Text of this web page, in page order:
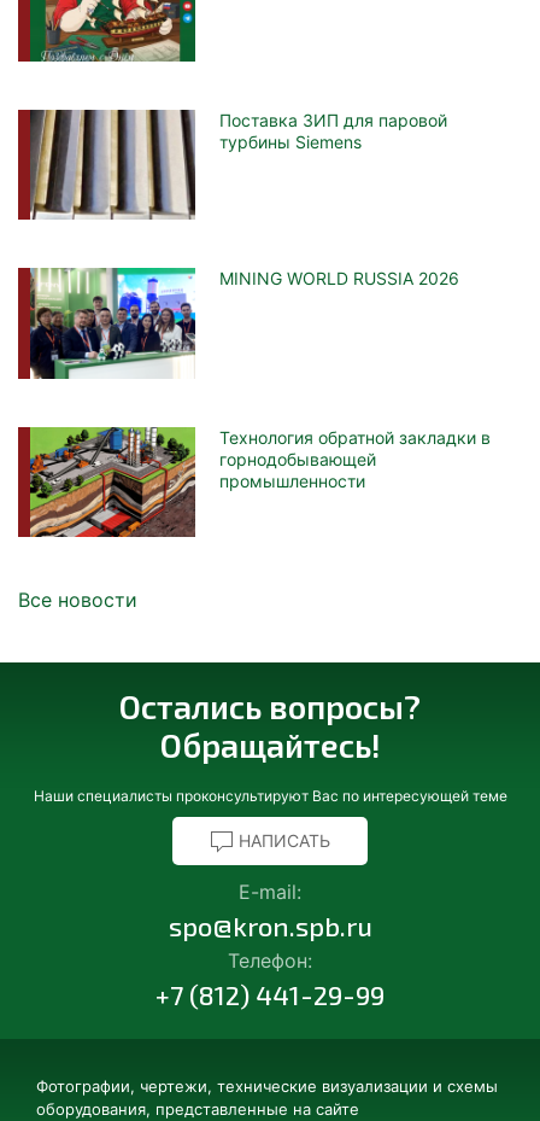
Поставка ЗИП для паровой
турбины Siemens
MINING WORLD RUSSIA 2026
Технология обратной закладки в
горнодобывающей
промышленности
Все новости
Остались вопросы?
Обращайтесь!
Наши специалисты проконсультируют Вас по интересующей теме
НАПИСАТЬ
E-mail:
spo@kron.spb.ru
Телефон:
+7 (812) 441-29-99
Фотографии, чертежи, технические визуализации и схемы
оборудования, представленные на сайте